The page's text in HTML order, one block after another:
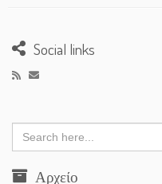
Social links
Search
for:
Αρχείο